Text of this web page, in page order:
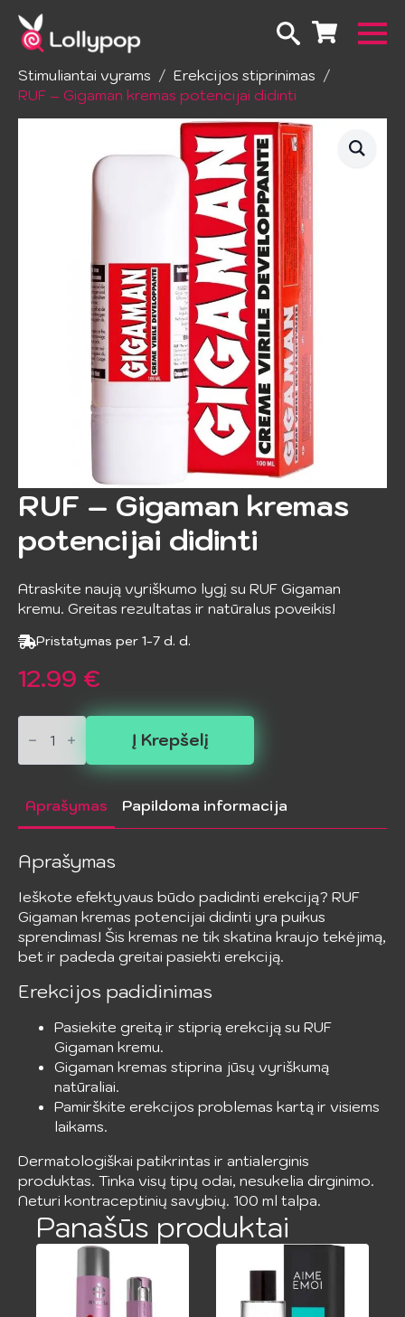
Pradžia
Erotinė kosmetika ir higiena
Stimuliantai vyrams
Erekcijos stiprinimas
RUF – Gigaman kremas potencijai didinti
RUF – Gigaman kremas
potencijai didinti
Atraskite naują vyriškumo lygį su RUF Gigaman
kremu. Greitas rezultatas ir natūralus poveikis!
Pristatymas per 1-7 d. d.
12.99 €
produkto
kiekis:
-
potencijai
didinti
Į Krepšelį
Aprašymas Papildoma informacija
Aprašymas
Ieškote efektyvaus būdo padidinti erekciją? RUF
Gigaman kremas potencijai didinti yra puikus
sprendimas! Šis kremas ne tik skatina kraujo tekėjimą,
bet ir padeda greitai pasiekti erekciją.
Erekcijos padidinimas
Pasiekite greitą ir stiprią erekciją su RUF
Gigaman kremu.
Gigaman kremas stiprina jūsų vyriškumą
natūraliai.
Pamirškite erekcijos problemas kartą ir visiems
laikams.
Dermatologiškai patikrintas ir antialerginis
produktas. Tinka visų tipų odai, nesukelia dirginimo.
Neturi kontraceptinių savybių. 100 ml talpa.
Panašūs produktai